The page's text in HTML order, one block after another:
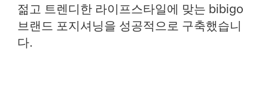
젊고 트렌디한 라이프스타일에 맞는 bibigo
브랜드 포지셔닝을 성공적으로 구축했습니
다.